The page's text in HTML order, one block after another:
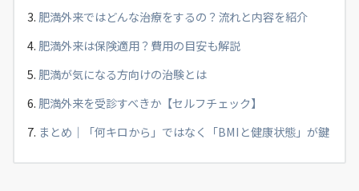
肥満外来ではどんな治療をするの？流れと内容を紹介
肥満外来は保険適用？費用の目安も解説
肥満が気になる方向けの治験とは
肥満外来を受診すべきか【セルフチェック】
まとめ｜「何キロから」ではなく「BMIと健康状態」が鍵